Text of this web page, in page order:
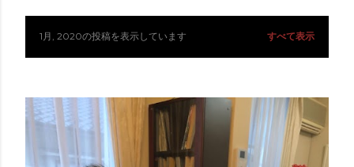
投1月, 2020の投稿を表示しています すべて表示